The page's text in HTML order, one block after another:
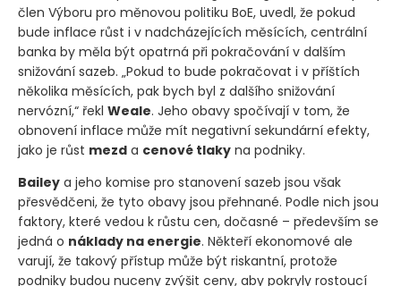
člen Výboru pro měnovou politiku BoE, uvedl, že pokud
bude inflace růst i v nadcházejících měsících, centrální
banka by měla být opatrná při pokračování v dalším
snižování sazeb. „Pokud to bude pokračovat i v příštích
několika měsících, pak bych byl z dalšího snižování
nervózní,“ řekl Weale. Jeho obavy spočívají v tom, že
obnovení inflace může mít negativní sekundární efekty,
jako je růst mezd a cenové tlaky na podniky.
Bailey a jeho komise pro stanovení sazeb jsou však
přesvědčeni, že tyto obavy jsou přehnané. Podle nich jsou
faktory, které vedou k růstu cen, dočasné – především se
jedná o náklady na energie. Někteří ekonomové ale
varují, že takový přístup může být riskantní, protože
podniky budou nuceny zvýšit ceny, aby pokryly rostoucí